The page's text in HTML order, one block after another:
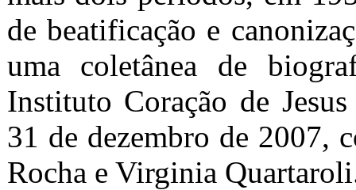
de beatificação e
uma coletânea de
Instituto Coração de
31 de dezembro de 2007,
Rocha e Virginia